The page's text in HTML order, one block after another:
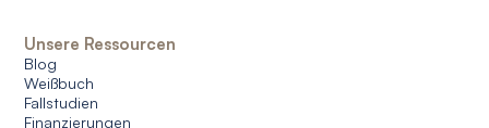
Unsere Ressourcen
Blog
Weißbuch
Fallstudien
Finanzierungen